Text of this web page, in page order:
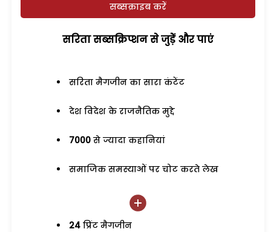
सब्सक्राइब करें
सरिता सब्सक्रिप्शन से जुड़ेें और पाएं
सरिता मैगजीन का सारा कंटेंट
देश विदेश के राजनैतिक मुद्दे
7000 से ज्यादा कहानियां
समाजिक समस्याओं पर चोट करते लेख
24 प्रिंट मैगजीन